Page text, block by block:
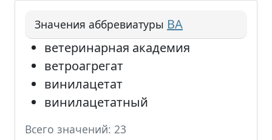
Значения аббревиатуры ВА
ветеринарная академия
ветроагрегат
винилацетат
винилацетатный
Всего значений: 23